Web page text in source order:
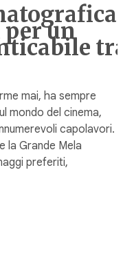
un
mai, ha sempre
mondo del cinema,
capolavori.
la Grande Mela
preferiti,